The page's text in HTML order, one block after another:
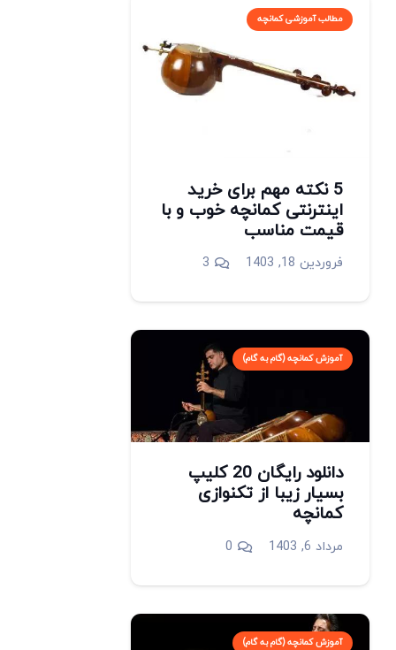
مطالب آموزشی کمانچه
5 نکته مهم برای خرید
اینترنتی کمانچه خوب و با
قیمت مناسب
فروردین 18, 1403 3دیدگاه
آموزش کمانچه (گام به گام)
دانلود رایگان 20 کلیپ
بسیار زیبا از تکنوازی
کمانچه
مرداد 6, 1403 0
آموزش کمانچه (گام به گام)